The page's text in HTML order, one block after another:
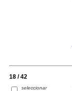
18 / 42
seleccionar